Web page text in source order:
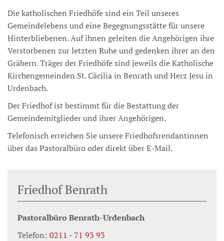
Die katholischen Friedhöfe sind ein Teil unseres
Gemeindelebens und eine Begegnungsstätte für unsere
Hinterbliebenen. Auf ihnen geleiten die Angehörigen ihre
Verstorbenen zur letzten Ruhe und gedenken ihrer an den
Gräbern. Träger der Friedhöfe sind jeweils die Katholische
Kirchengemeinden St. Cäcilia in Benrath und Herz Jesu in
Urdenbach.
Der Friedhof ist bestimmt für die Bestattung der
Gemeindemitglieder und ihrer Angehörigen.
Telefonisch erreichen Sie unsere Friedhofsrendantinnen
über das Pastoralbüro oder direkt über E-Mail.
Friedhof Benrath
Pastoralbüro Benrath-Urdenbach
Telefon: 0211 - 71 93 93